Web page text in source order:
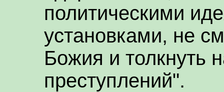
политическими
установками, не
Божия и толкнуть
преступлений".